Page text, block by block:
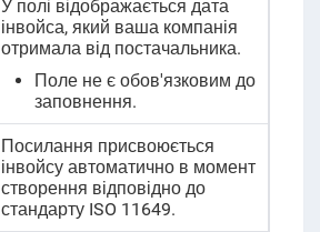
У полі відображається дата
інвойса, який ваша компанія
отримала від постачальника.
Поле не є обов'язковим до
заповнення.
Посилання присвоюється
інвойсу автоматично в момент
створення відповідно до
стандартуISO 11649.